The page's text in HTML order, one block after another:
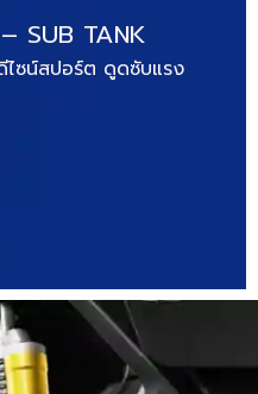
SUB TANK
ไซน์สปอร์ต ดูดซับแรง